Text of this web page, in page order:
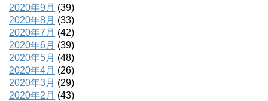
2020年9月 (39)
2020年8月 (33)
2020年7月 (42)
2020年6月 (39)
2020年5月 (48)
2020年4月 (26)
2020年3月 (29)
2020年2月 (43)